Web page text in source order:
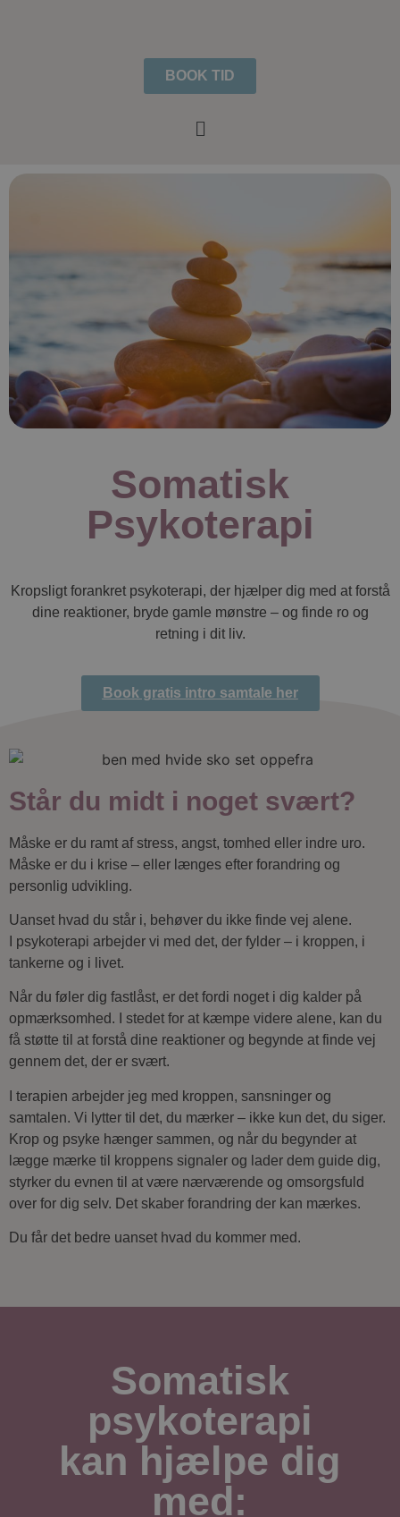
BOOK TID
Somatisk
Psykoterapi
Kropsligt forankret psykoterapi, der hjælper dig med at forstå
dine reaktioner, bryde gamle mønstre – og finde ro og
retning i dit liv.
Book gratis intro samtale her
Står du midt i noget svært?
Måske er du ramt af stress, angst, tomhed eller indre uro.
Måske er du i krise – eller længes efter forandring og
personlig udvikling.
Uanset hvad du står i, behøver du ikke finde vej alene.
I psykoterapi arbejder vi med det, der fylder – i kroppen, i
tankerne og i livet.
Når du føler dig fastlåst, er det fordi noget i dig kalder på
opmærksomhed. I stedet for at kæmpe videre alene, kan du
få støtte til at forstå dine reaktioner og begynde at finde vej
gennem det, der er svært.
I terapien arbejder jeg med kroppen, sansninger og
samtalen. Vi lytter til det, du mærker – ikke kun det, du siger.
Krop og psyke hænger sammen, og når du begynder at
lægge mærke til kroppens signaler og lader dem guide dig,
styrker du evnen til at være nærværende og omsorgsfuld
over for dig selv. Det skaber forandring der kan mærkes.
Du får det bedre uanset hvad du kommer med.
Somatisk
psykoterapi
kan hjælpe dig
med: